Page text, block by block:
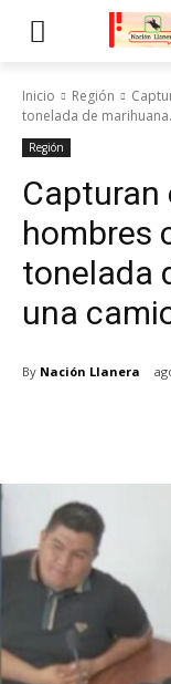
Inicio Región
tonelada de
Región
Capturan
hombres
tonelada
una
By Nación Llanera